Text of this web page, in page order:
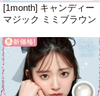
[1month] キャンディー
マジック ミミブラウン